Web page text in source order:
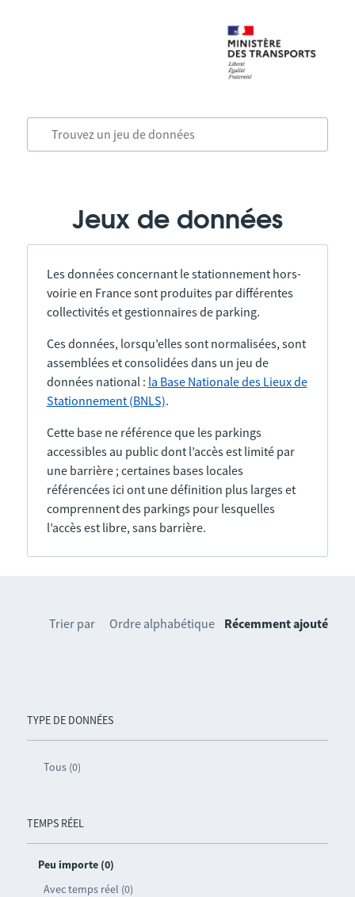
Jeux de données
Les données concernant le stationnement hors-
voirie en France sont produites par différentes
collectivités et gestionnaires de parking.
Ces données, lorsqu’elles sont normalisées, sont
assemblées et consolidées dans un jeu de
données national : la Base Nationale des Lieux de
Stationnement (BNLS).
Cette base ne référence que les parkings
accessibles au public dont l’accès est limité par
une barrière ; certaines bases locales
référencées ici ont une définition plus larges et
comprennent des parkings pour lesquelles
l’accès est libre, sans barrière.
TYPE DE DONNÉES
Tous (0)
TEMPS RÉEL
Peu importe (0)
Avec temps réel (0)
Trier par Ordre alphabétique Récemment ajouté